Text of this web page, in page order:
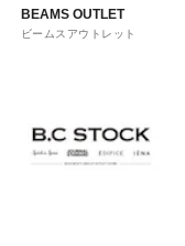
BEAMS OUTLET
ビームスアウトレット